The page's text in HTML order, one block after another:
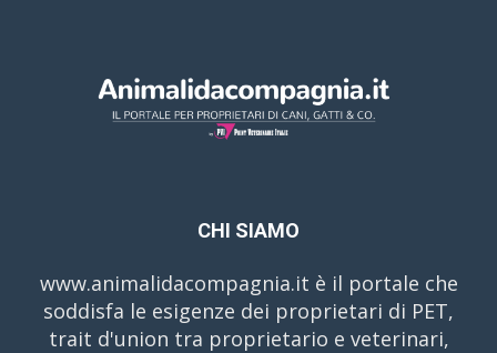
CHI SIAMO
www.animalidacompagnia.it è il portale che
soddisfa le esigenze dei proprietari di PET,
trait d'union tra proprietario e veterinari,